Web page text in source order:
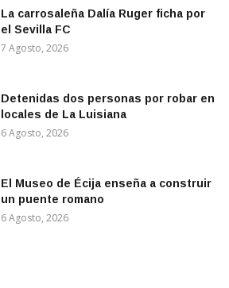
La carrosaleña Dalía Ruger ficha por
el Sevilla FC
7 Agosto, 2026
Detenidas dos personas por robar en
locales de La Luisiana
6 Agosto, 2026
El Museo de Écija enseña a construir
un puente romano
6 Agosto, 2026